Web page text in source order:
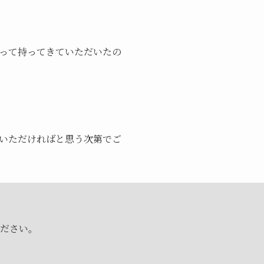
て持ってきていただいたの
ただければと思う次第でご
さい。